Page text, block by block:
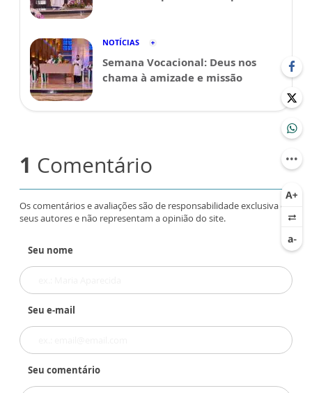
NOTÍCIAS
Semana Vocacional: Deus nos
chama à amizade e missão
1 Comentário
Os comentários e avaliações são de responsabilidade exclusiva de
seus autores e não representam a opinião do site.
Seu nome
Seu e-mail
Seu comentário